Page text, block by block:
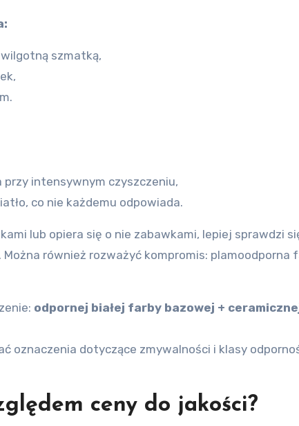
szmatką,
intensywnym czyszczeniu,
co nie każdemu odpowiada.
lub opiera się o nie zabawkami, lepiej sprawdzi
. Można również rozważyć kompromis: plamoodporna
odpornej białej farby bazowej +
oznaczenia dotyczące zmywalności i klasy
ceny do jakości?